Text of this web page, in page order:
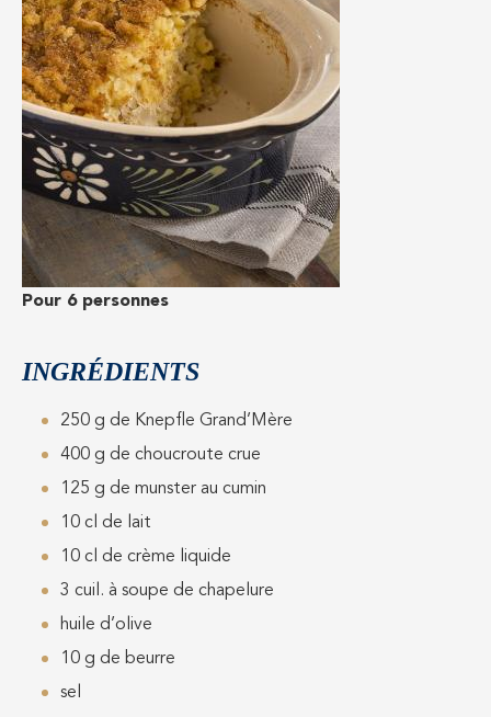
Pour 6 personnes
INGRÉDIENTS
250 g de Knepfle Grand’Mère
400 g de choucroute crue
125 g de munster au cumin
10 cl de lait
10 cl de crème liquide
3 cuil. à soupe de chapelure
huile d’olive
10 g de beurre
sel